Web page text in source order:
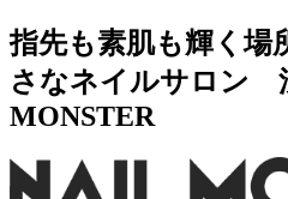
指先も素肌も輝く場
さなネイルサロン
MONSTER